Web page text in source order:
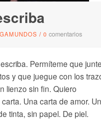
/ 0 comentarios
Permíteme que
y que juegue con los
lienzo sin fin. Quiero
Una carta de amor. Un
tinta, sin papel. De piel.